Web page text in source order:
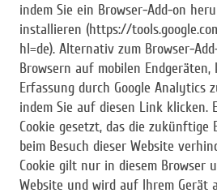
indem Sie ein Browser-Add-on
installieren (https://
hl=de). Alternativ zum Browser-
Browsern auf mobilen Endgeräten,
Erfassung durch Google Analytics
indem Sie auf diesen Link klicken.
Cookie gesetzt, das die zukünftige
beim Besuch dieser Website
Cookie gilt nur in diesem Browser
Website und wird auf Ihrem Gerät